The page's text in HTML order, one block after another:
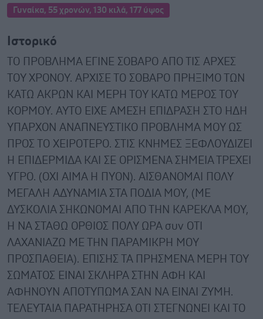
Γυναίκα, 55 χρονών, 130 κιλά, 177 ύψος
Ιστορικό
ΤΟ ΠΡΟΒΛΗΜΑ ΕΓΙΝΕ ΣΟΒΑΡΟ ΑΠΟ ΤΙΣ ΑΡΧΕΣ
ΤΟΥ ΧΡΟΝΟΥ. ΑΡΧΙΣΕ ΤΟ ΣΟΒΑΡΟ ΠΡΗΞΙΜΟ ΤΩΝ
ΚΑΤΩ ΑΚΡΩΝ ΚΑΙ ΜΕΡΗ ΤΟΥ ΚΑΤΩ ΜΕΡΟΣ ΤΟΥ
ΚΟΡΜΟΥ. ΑΥΤΟ ΕΙΧΕ ΑΜΕΣΗ ΕΠΙΔΡΑΣΗ ΣΤΟ ΗΔΗ
ΥΠΑΡΧΟΝ ΑΝΑΠΝΕΥΣΤΙΚΟ ΠΡΟΒΛΗΜΑ ΜΟΥ ΩΣ
ΠΡΟΣ ΤΟ ΧΕΙΡΟΤΕΡΟ. ΣΤΙΣ ΚΝΗΜΕΣ ΞΕΦΛΟΥΔΙΖΕΙ
Η ΕΠΙΔΕΡΜΙΔΑ ΚΑΙ ΣΕ ΟΡΙΣΜΕΝΑ ΣΗΜΕΙΑ ΤΡΕΧΕΙ
ΥΓΡΟ. (ΟΧΙ ΑΙΜΑ Η ΠΥΟΝ). ΑΙΣΘΑΝΟΜΑΙ ΠΟΛΥ
ΜΕΓΑΛΗ ΑΔΥΝΑΜΙΑ ΣΤΑ ΠΟΔΙΑ ΜΟΥ, (ΜΕ
ΔΥΣΚΟΛΙΑ ΣΗΚΩΝΟΜΑΙ ΑΠΟ ΤΗΝ ΚΑΡΕΚΛΑ ΜΟΥ,
Η ΝΑ ΣΤΑΘΩ ΟΡΘΙΟΣ ΠΟΛΥ ΩΡΑ συν ΟΤΙ
ΛΑΧΑΝΙΑΖΩ ΜΕ ΤΗΝ ΠΑΡΑΜΙΚΡΗ ΜΟΥ
ΠΡΟΣΠΑΘΕΙΑ). ΕΠΙΣΗΣ ΤΑ ΠΡΗΣΜΕΝΑ ΜΕΡΗ ΤΟΥ
ΣΩΜΑΤΟΣ ΕΙΝΑΙ ΣΚΛΗΡΑ ΣΤΗΝ ΑΦΗ ΚΑΙ
ΑΦΗΝΟΥΝ ΑΠΟΤΥΠΩΜΑ ΣΑΝ ΝΑ ΕΙΝΑΙ ΖΥΜΗ.
ΤΕΛΕΥΤΑΙΑ ΠΑΡΑΤΗΡΗΣΑ ΟΤΙ ΣΤΕΓΝΩΝΕΙ ΚΑΙ ΤΟ